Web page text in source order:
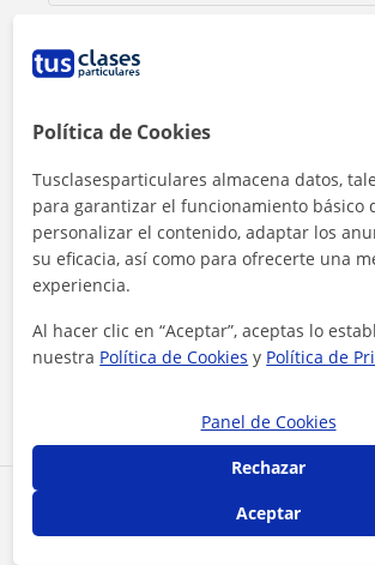
Comparte a este profesor
Política de Cookies
Tusclasesparticulares almacena datos,
para garantizar el funcionamiento básico
personalizar el contenido, adaptar los
su eficacia, así como para ofrecerte una
experiencia.
Al hacer clic en “Aceptar”, aceptas lo
nuestra Política de Cookies y Política de
Panel de Cookies
Rechazar
Aceptar